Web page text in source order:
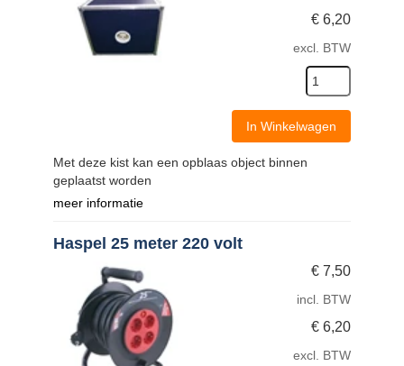
€ 6,20
excl. BTW
In Winkelwagen
Met deze kist kan een opblaas object binnen
geplaatst worden
meer informatie
Haspel 25 meter 220 volt
€ 7,50
incl. BTW
€ 6,20
excl. BTW